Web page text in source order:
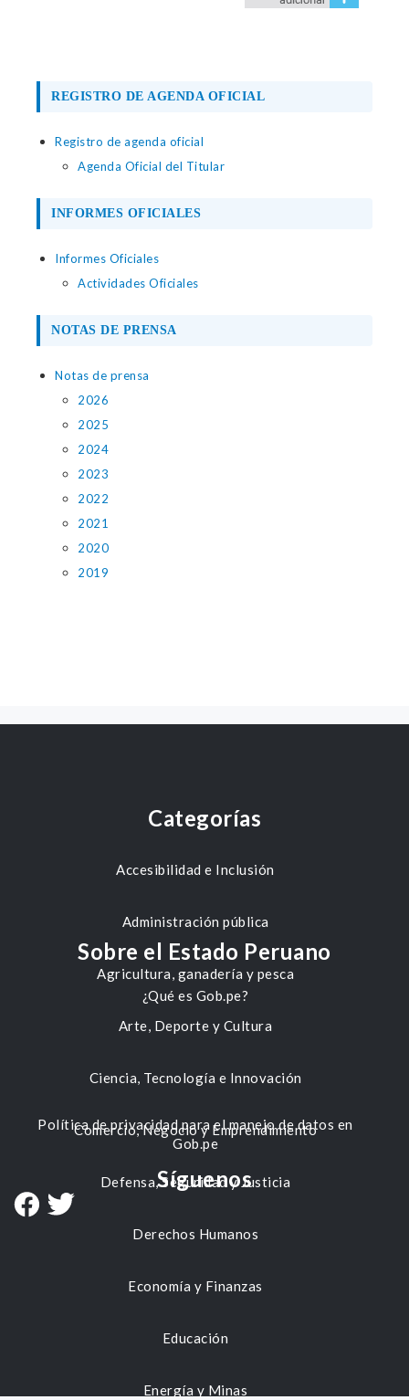
REGISTRO DE AGENDA OFICIAL
Registro de agenda oficial
Agenda Oficial del Titular
INFORMES OFICIALES
Informes Oficiales
Actividades Oficiales
NOTAS DE PRENSA
Notas de prensa
2026
2025
2024
2023
2022
2021
2020
2019
Categorías
Accesibilidad e Inclusión
Administración pública
Agricultura, ganadería y pesca
Arte, Deporte y Cultura
Ciencia, Tecnología e Innovación
Comercio, Negocio y Emprendimiento
Defensa, Seguridad y Justicia
Derechos Humanos
Economía y Finanzas
Educación
Energía y Minas
Sobre el Estado Peruano
¿Qué es Gob.pe?
Política de privacidad para el manejo de datos en
Gob.pe
Síguenos